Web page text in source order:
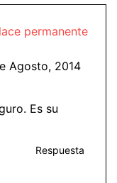
permanente
Agosto, 2014
Es su
Respuesta